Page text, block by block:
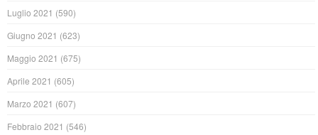
Luglio 2021 (590)
Giugno 2021 (623)
Maggio 2021 (675)
Aprile 2021 (605)
Marzo 2021 (607)
Febbraio 2021 (546)